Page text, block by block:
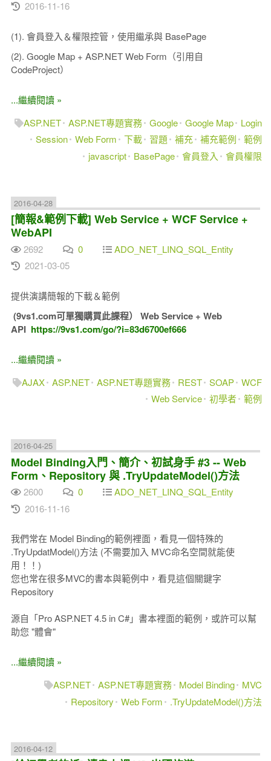
2016-11-16
(1). 會員登入＆權限控管，使用繼承與 BasePage
(2). Google Map + ASP.NET Web Form（引用自
CodeProject）
...繼續閱讀 »
ASP.NET ASP.NET專題實務 Google Google Map
Login
Session Web Form 下載 習題 補充 補充範例
範例
javascript
BasePage 會員登入 會員權限
2016-04-28
[簡報&範例下載] Web Service + WCF Service +
WebAPI
2692 0
ADO_NET_LINQ_SQL_Entity
2021-03-05
提供演講簡報的下載＆範例
(9vs1.com可單獨購買此課程） Web Service + Web
API https://9vs1.com/go/?i=83d6700ef666
...繼續閱讀 »
AJAX ASP.NET ASP.NET專題實務 REST SOAP WCF
Web Service 初學者 範例
2016-04-25
Model Binding入門、簡介、初試身手 #3 -- Web
Form、Repository 與 .TryUpdateModel()方法
2600 0
ADO_NET_LINQ_SQL_Entity
2016-11-16
我們常在 Model Binding的範例裡面，看見一個特殊的
.TryUpdatModel()方法 (不需要加入 MVC命名空間就能使
用！！)
您也常在很多MVC的書本與範例中，看見這個關鍵字
Repository
源自「Pro ASP.NET 4.5 in C#」書本裡面的範例，或許可以幫
助您 "體會"
...繼續閱讀 »
ASP.NET ASP.NET專題實務 Model Binding
MVC
Repository
Web Form .TryUpdateModel()方法
2016-04-12